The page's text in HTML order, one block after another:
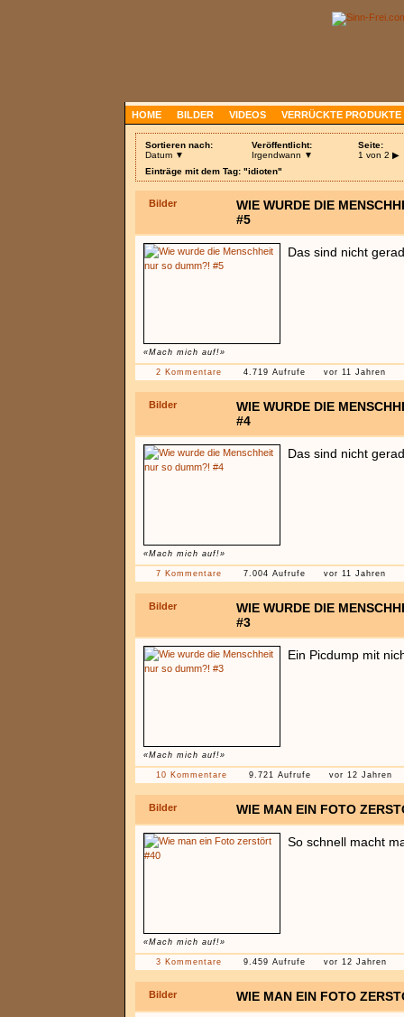
HOME BILDER VIDEOS VERRÜCKTE PRODUKTE
Sortieren nach:
Datum ▼
Veröffentlicht:
Irgendwann ▼
Seite:
1 von 2 ▶
Einträge mit dem Tag: "idioten"
Bilder
WIE WURDE DIE
#5
«Mach mich auf!»
Das sind nicht
2 Kommentare 4.719 Aufrufe vor 11 Jahren
Bilder
WIE WURDE DIE
#4
«Mach mich auf!»
Das sind nicht
7 Kommentare 7.004 Aufrufe vor 11 Jahren
Bilder
WIE WURDE DIE
#3
«Mach mich auf!»
Ein Picdump mit
10 Kommentare 9.721 Aufrufe vor 12 Jahren
Bilder WIE MAN EIN FOTO
«Mach mich auf!»
So schnell macht
3 Kommentare 9.459 Aufrufe vor 12 Jahren
Bilder WIE MAN EIN FOTO